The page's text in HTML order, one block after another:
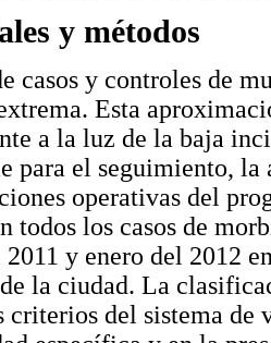
y métodos
casos y controles de
Esta
a la luz de la baja
para el seguimiento,
operativas del
todos los casos de
y enero del 2012
la ciudad. La
criterios del sistema de